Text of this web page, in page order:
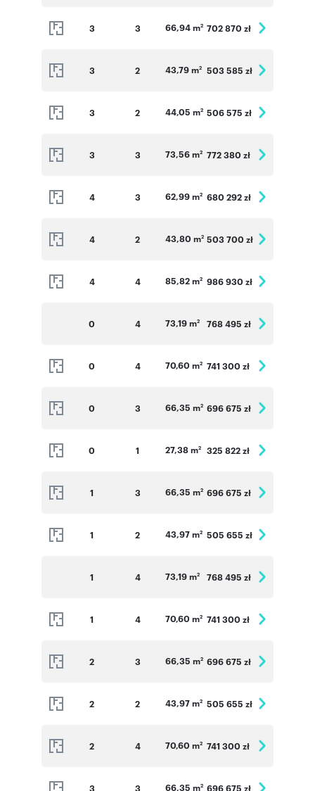
3 3 66,94 m2 702 870 zł
3 2 43,79 m2 503 585 zł
3 2 44,05 m2 506 575 zł
3 3 73,56 m2 772 380 zł
4 3 62,99 m2 680 292 zł
4 2 43,80 m2 503 700 zł
4 4 85,82 m2 986 930 zł
0 4 73,19 m2 768 495 zł
0 4 70,60 m2 741 300 zł
0 3 66,35 m2 696 675 zł
0 1 27,38 m2 325 822 zł
1 3 66,35 m2 696 675 zł
1 2 43,97 m2 505 655 zł
1 4 73,19 m2 768 495 zł
1 4 70,60 m2 741 300 zł
2 3 66,35 m2 696 675 zł
2 2 43,97 m2 505 655 zł
2 4 70,60 m2 741 300 zł
3 3 66,35 m2 696 675 zł